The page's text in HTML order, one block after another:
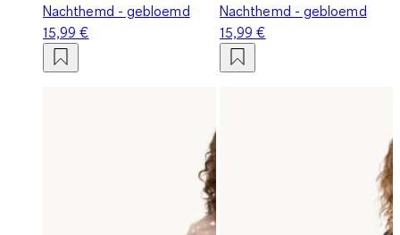
Nachthemd - gebloemd
15,99 €
Nachthemd - gebloemd
15,99 €